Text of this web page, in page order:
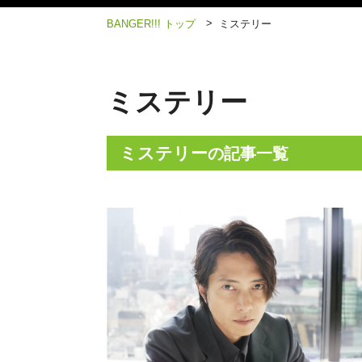
BANGER!!! トップ > ミステリー
ミステリー
ミステリーの記事一覧